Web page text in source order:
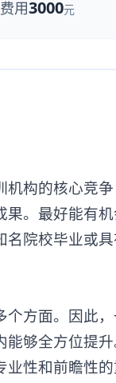
用3000元
构的核心竞争
果。最好能有
名院校毕业或
方面。因此，
够全方位提升
业性和前瞻性